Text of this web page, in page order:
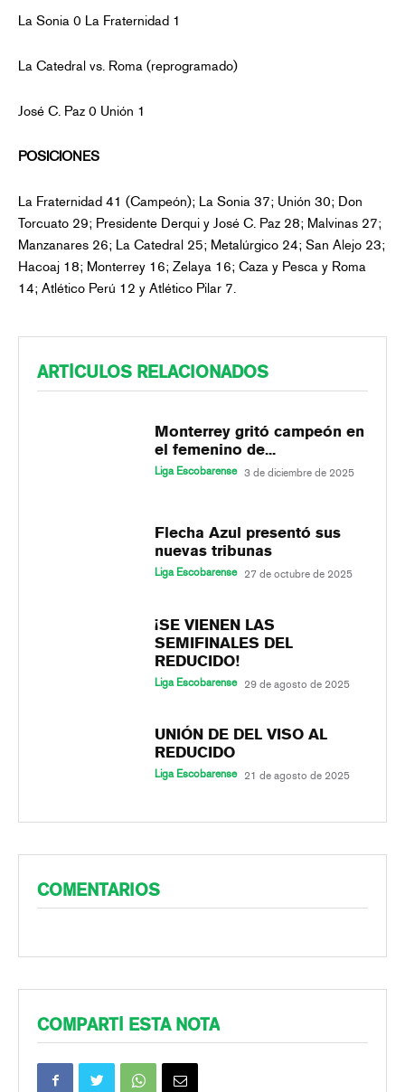
La Sonia 0 La Fraternidad 1
La Catedral vs. Roma (reprogramado)
José C. Paz 0 Unión 1
POSICIONES
La Fraternidad 41 (Campeón); La Sonia 37; Unión 30; Don
Torcuato 29; Presidente Derqui y José C. Paz 28; Malvinas 27;
Manzanares 26; La Catedral 25; Metalúrgico 24; San Alejo 23;
Hacoaj 18; Monterrey 16; Zelaya 16; Caza y Pesca y Roma
14; Atlético Perú 12 y Atlético Pilar 7.
ARTÍCULOS RELACIONADOS
Monterrey gritó campeón en
el femenino de...
Liga Escobarense 3 de diciembre de 2025
Flecha Azul presentó sus
nuevas tribunas
Liga Escobarense 27 de octubre de 2025
¡SE VIENEN LAS
SEMIFINALES DEL
REDUCIDO!
Liga Escobarense 29 de agosto de 2025
UNIÓN DE DEL VISO AL
REDUCIDO
Liga Escobarense 21 de agosto de 2025
COMENTARIOS
COMPARTÍ ESTA NOTA